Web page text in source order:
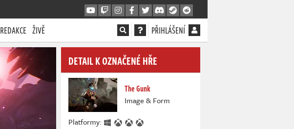
REDAKCE ŽIVĚ PŘIHLÁŠENÍ
DETAIL K OZNAČENÉ HŘE
The Gunk
Image & Form
Platformy: